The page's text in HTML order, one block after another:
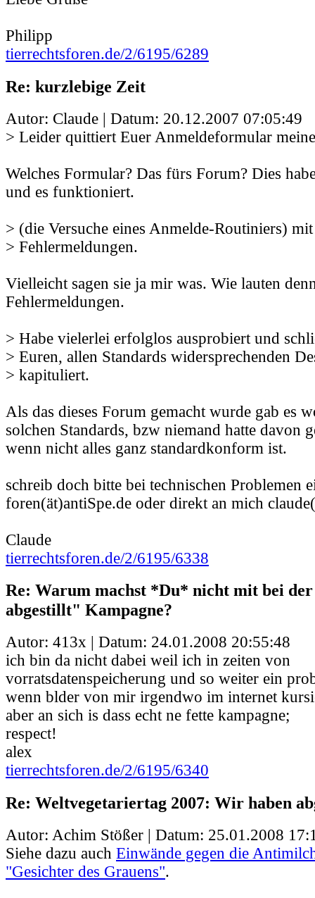
Philipp
tierrechtsforen.de/2/6195/6289
Re: kurzlebige Zeit
Autor: Claude | Datum: 20.12.2007 07:05:49
> Leider quittiert Euer Anmeldeformular
Welches Formular? Das fürs Forum? Dies
und es funktioniert.
> (die Versuche eines Anmelde-Routiniers)
> Fehlermeldungen.
Vielleicht sagen sie ja mir was. Wie lauten
Fehlermeldungen.
> Habe vielerlei erfolglos ausprobiert und
> Euren, allen Standards widersprechenden
> kapituliert.
Als das dieses Forum gemacht wurde gab es
solchen Standards, bzw niemand hatte davon
wenn nicht alles ganz standardkonform ist.
schreib doch bitte bei technischen Problemen
foren(ät)antiSpe.de oder direkt an mich
Claude
tierrechtsforen.de/2/6195/6338
Re: Warum machst *Du* nicht mit bei
abgestillt" Kampagne?
Autor: 413x | Datum: 24.01.2008 20:55:48
ich bin da nicht dabei weil ich in zeiten von
vorratsdatenspeicherung und so weiter ein
wenn blder von mir irgendwo im internet
aber an sich is dass echt ne fette kampagne;
respect!
alex
tierrechtsforen.de/2/6195/6340
Re: Weltvegetariertag 2007: Wir haben
Autor: Achim Stößer | Datum: 25.01.2008
Siehe dazu auch Einwände gegen die
"Gesichter des Grauens".